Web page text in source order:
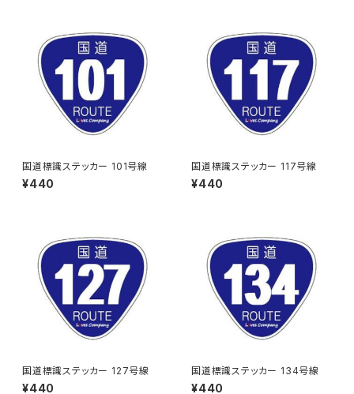
国道標識ステッカー 101号線
¥440
国道標識ステッカー 117号線
¥440
国道標識ステッカー 127号線
¥440
国道標識ステッカー 134号線
¥440